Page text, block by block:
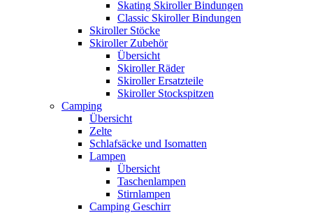
Skating Skiroller Bindungen
Classic Skiroller Bindungen
Skiroller Stöcke
Skiroller Zubehör
Übersicht
Skiroller Räder
Skiroller Ersatzteile
Skiroller Stockspitzen
Camping
Übersicht
Zelte
Schlafsäcke und Isomatten
Lampen
Übersicht
Taschenlampen
Stirnlampen
Camping Geschirr